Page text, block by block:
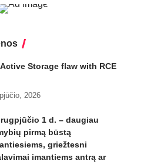
Storage flaw with RCE
2026
1 d. – daugiau
pirmą būstą
griežtesni
imantiems antrą ar